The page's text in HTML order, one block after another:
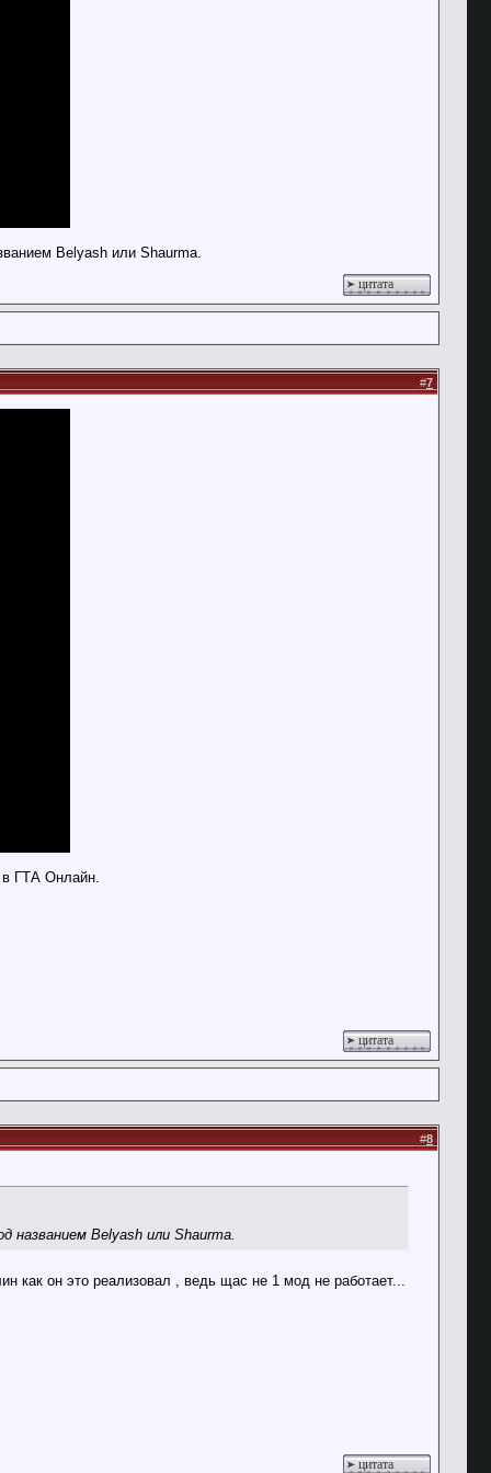
Belyash или Shaurma.
цитата
#7
в ГТА Онлайн.
цитата
#8
названием Belyash или Shaurma.
как он это реализовал , ведь щас не 1 мод не работает...
цитата